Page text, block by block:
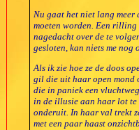
Nu gaat het niet lang meer
moeten worden. Een
nagedacht over de te
gesloten, kan niets me nog
Als ik zie hoe ze de doos
gil die uit haar open mond
die in paniek een
in de illusie aan haar lot te
onderuit. In haar val trekt
met een paar haast